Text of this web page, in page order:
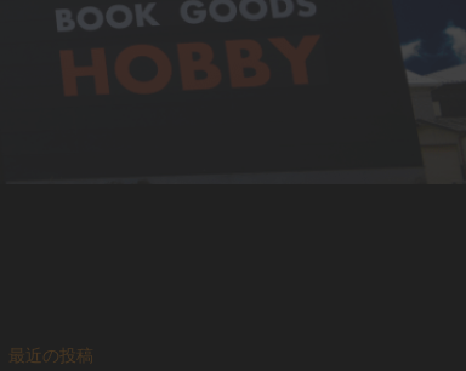
最近の投稿